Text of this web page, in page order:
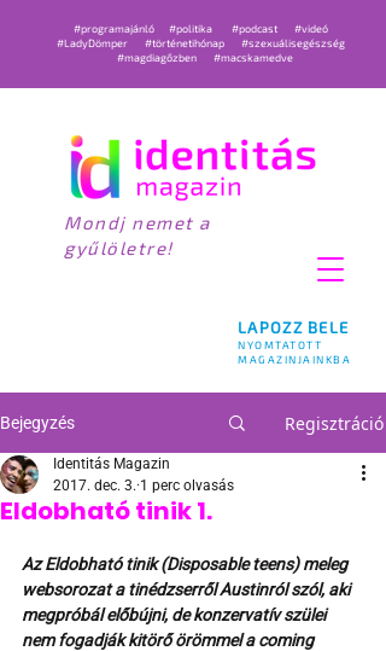
LAPOZZ BELE
NYOMTATOTT
MAGAZINJAINKBA
#programajánló #politika #podcast
#videó
#LadyDömper
#történetihónap
#szexuálisegészség
#magdiagőzben
#macskamedve
Mondj nemet a
gyűlöletre!
Bejegyzés Regisztráció
Eldobható tinik 1.
Identitás Magazin
2017. dec. 3. 1 perc olvasás
Az Eldobható tinik (Disposable teens) meleg
websorozat a tinédzserről Austinról szól, aki
megpróbál előbújni, de konzervatív szülei
nem fogadják kitörő örömmel a coming